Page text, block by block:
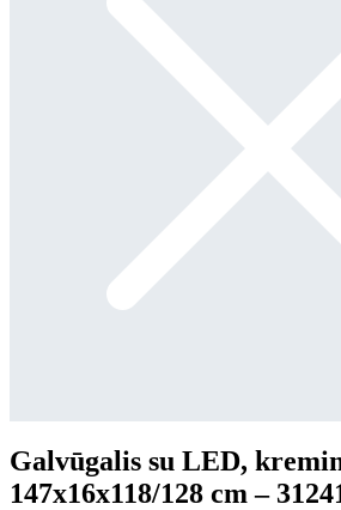
Galvūgalis su LED,
147x16x118/128 cm –